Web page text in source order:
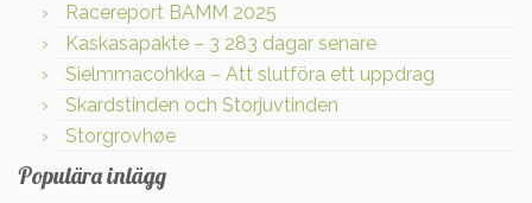
Racereport BAMM 2025
Kaskasapakte – 3 283 dagar senare
Sielmmacohkka – Att slutföra ett uppdrag
Skardstinden och Storjuvtinden
Storgrovhøe
Populära inlägg